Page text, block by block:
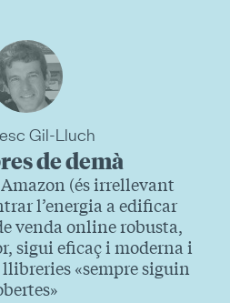
Gil-Lluch
de demà
(és irrellevant
l’energia a edificar
venda online robusta,
sigui eficaç i moderna i
«sempre siguin